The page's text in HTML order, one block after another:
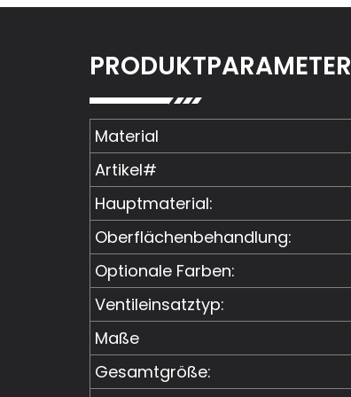
PRODUKTPARAMETER
Material
Artikel#
Hauptmaterial:
Oberflächenbehandlung:
Optionale Farben:
Ventileinsatztyp:
Maße
Gesamtgröße: